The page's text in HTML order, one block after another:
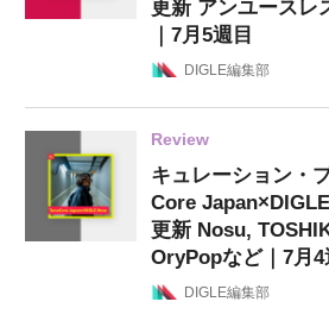
更新 アンユースレ
｜7月5週目
DIGLE編集部
Review
キュレーション・
Core
更新 Nosu,
OryPopなど｜7月4
DIGLE編集部